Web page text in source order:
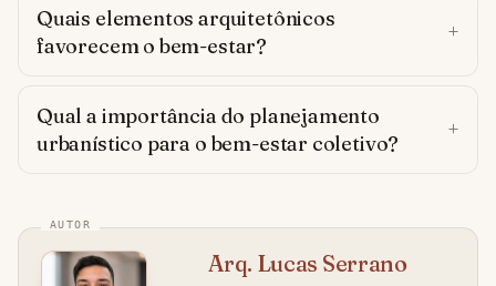
Quais elementos arquitetônicos
favorecem o bem-estar?
Qual a importância do planejamento
urbanístico para o bem-estar coletivo?
Arq. Lucas Serrano